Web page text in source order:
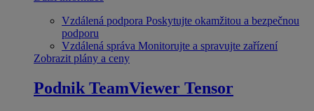
Vzdálená podpora Poskytujte okamžitou a bezpečnou
podporu
Vzdálená správa Monitorujte a spravujte zařízení
Zobrazit plány a ceny
Podnik TeamViewer Tensor